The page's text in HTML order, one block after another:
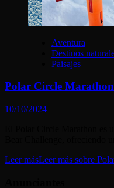
Aventura
Destinos
Paisajes
Polar Circle
10/10/2024
Leer másLeer más sobre